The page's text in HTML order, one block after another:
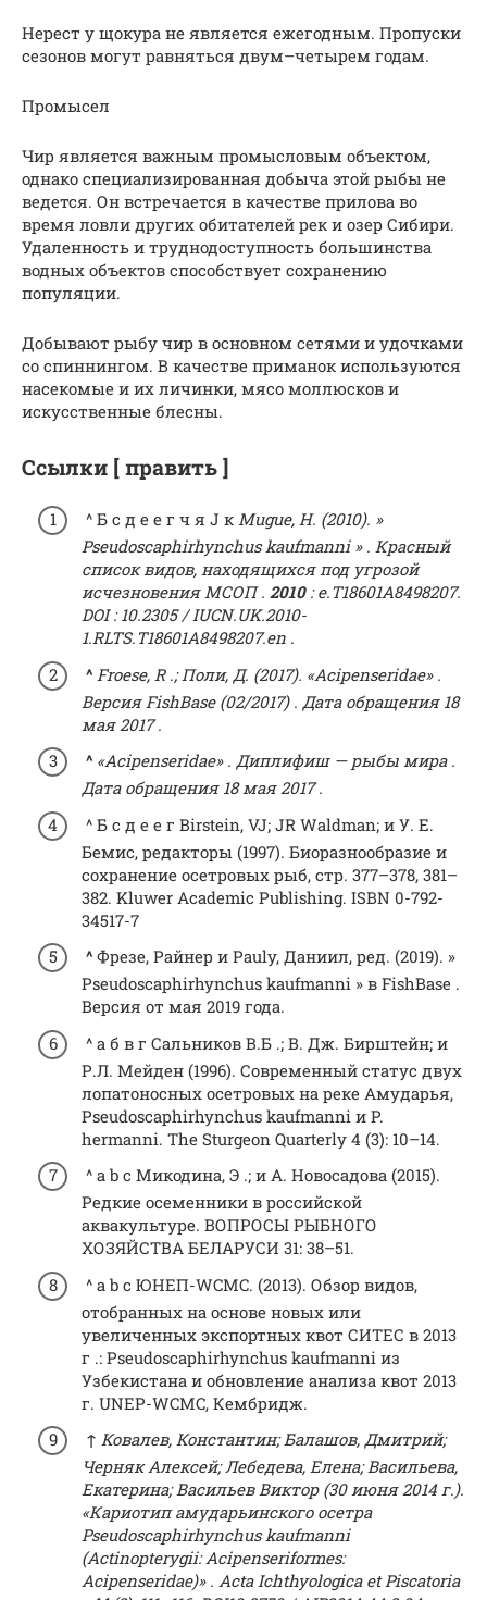
Нерест у щокура не является ежегодным. Пропуски
сезонов могут равняться двум–четырем годам.
Промысел
Чир является важным промысловым объектом,
однако специализированная добыча этой рыбы не
ведется. Он встречается в качестве прилова во
время ловли других обитателей рек и озер Сибири.
Удаленность и труднодоступность большинства
водных объектов способствует сохранению
популяции.
Добывают рыбу чир в основном сетями и удочками
со спиннингом. В качестве приманок используются
насекомые и их личинки, мясо моллюсков и
искусственные блесны.
Ссылки [ править ]
^ Б с д е е г ч я J к Mugue, Н. (2010). »
Pseudoscaphirhynchus kaufmanni » . Красный
список видов, находящихся под угрозой
исчезновения МСОП. 2010: e.T18601A8498207.
DOI : 10.2305 / IUCN.UK.2010-
1.RLTS.T18601A8498207.en .
^ Froese, R .; Поли, Д. (2017). «Acipenseridae».
Версия FishBase(02/2017) . Дата обращения 18
мая2017.
^ «Acipenseridae» . Диплифиш — рыбы мира .
Дата обращения 18 мая2017.
^ Б с д е е г Birstein, VJ; JR Waldman; и У. Е.
Бемис, редакторы (1997). Биоразнообразие и
сохранение осетровых рыб, стр. 377–378, 381–
382. Kluwer Academic Publishing. ISBN 0-792-
34517-7
^ Фрезе, Райнер и Pauly, Даниил, ред. (2019). »
Pseudoscaphirhynchus kaufmanni » в FishBase .
Версия от мая 2019 года.
^ а б в г Сальников В.Б .; В. Дж. Бирштейн; и
Р.Л. Мейден (1996). Современный статус двух
лопатоносных осетровых на реке Амударья,
Pseudoscaphirhynchus kaufmanni и P.
hermanni. The Sturgeon Quarterly 4 (3): 10–14.
^ a b c Микодина, Э .; и А. Новосадова (2015).
Редкие осеменники в российской
аквакультуре. ВОПРОСЫ РЫБНОГО
ХОЗЯЙСТВА БЕЛАРУСИ 31: 38–51.
^ a b c ЮНЕП-WCMC. (2013). Обзор видов,
отобранных на основе новых или
увеличенных экспортных квот СИТЕС в 2013
г .: Pseudoscaphirhynchus kaufmanni из
Узбекистана и обновление анализа квот 2013
г. UNEP-WCMC, Кембридж.
↑ Ковалев, Константин;Балашов, Дмитрий;
Черняк Алексей;Лебедева, Елена;Васильева,
Екатерина;Васильев Виктор (30 июня 2014 г.).
«Кариотип амударьинского осетра
Pseudoscaphirhynchus kaufmanni
(Actinopterygii: Acipenseriformes:
Acipenseridae)». Acta Ichthyologica et Piscatoria